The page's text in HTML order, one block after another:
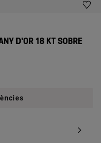
D'OR 18 KT SOBRE